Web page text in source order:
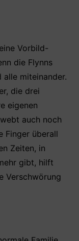
Vorbild-
die Flynns
alle miteinander.
die drei
eigenen
auch noch
Finger überall
Zeiten, in
gibt, hilft
Verschwörung